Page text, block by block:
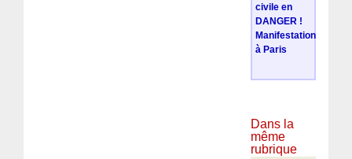
civile en
DANGER !
Manifestation
à Paris
Dans la
même
rubrique